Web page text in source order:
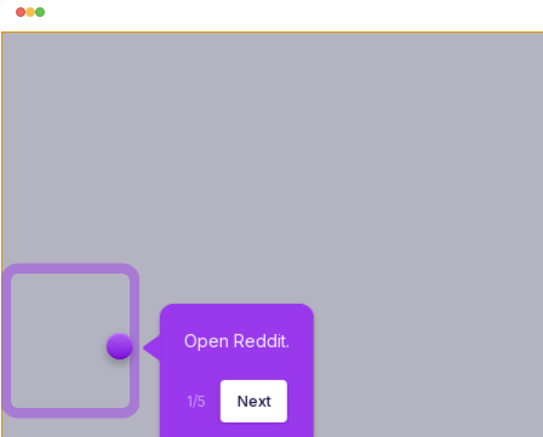
Open Reddit.
1/5 Next